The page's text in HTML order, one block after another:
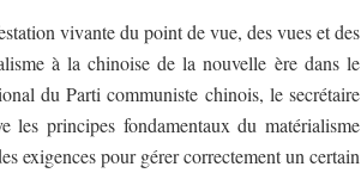
vivante du point de vue, des vues et des
à la chinoise de la nouvelle ère dans le
du Parti communiste chinois, le secrétaire
principes fondamentaux du matérialisme
exigences pour gérer correctement un certain